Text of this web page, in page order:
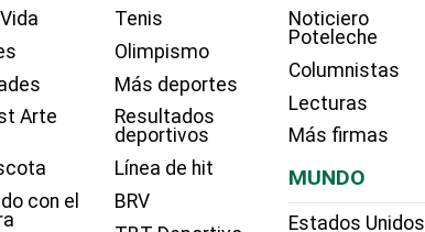
Arte
con el
Tenis
Olimpismo
Más deportes
Resultados
deportivos
Línea de hit
BRV
Noticiero
Poteleche
Columnistas
Lecturas
Más firmas
MUNDO
Estados Unidos